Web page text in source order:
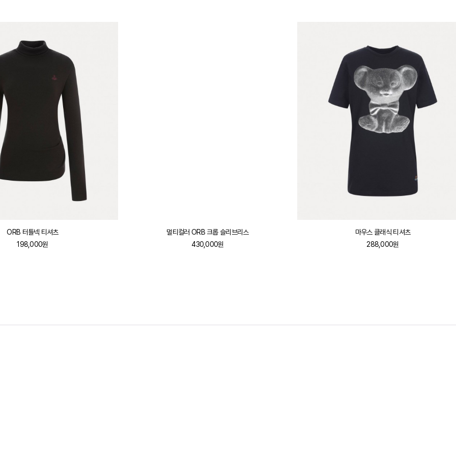
ORB 터틀넥 티셔츠
198,000원
멀티컬러 ORB 크롭 슬리브리스
430,000원
마우스 클래식 티셔츠
288,000원